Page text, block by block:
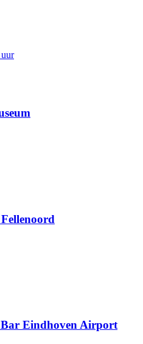
Eindhoven Airport